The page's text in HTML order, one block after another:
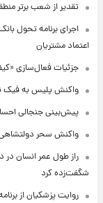
تقدیر از شعب برتر
اجرای برنامه تحول
اعتماد مشتریان
جزئیات فعال‌سازی
واکنش پلیس به فیک
پیش‌بینی جنجالی
واکنش سحر دولتشاهی
شگفت‌زده کرد
روایت پزشکیان از